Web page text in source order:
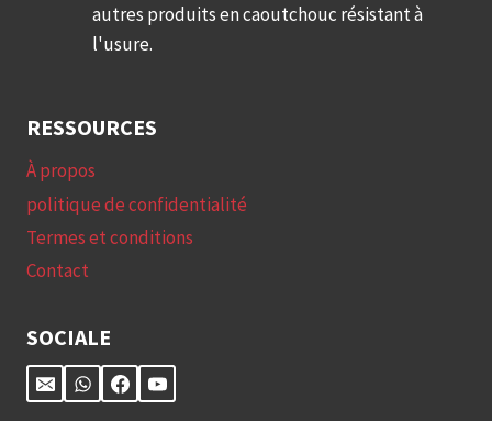
autres produits en caoutchouc résistant à
l'usure.
RESSOURCES
À propos
politique de confidentialité
Termes et conditions
Contact
SOCIALE